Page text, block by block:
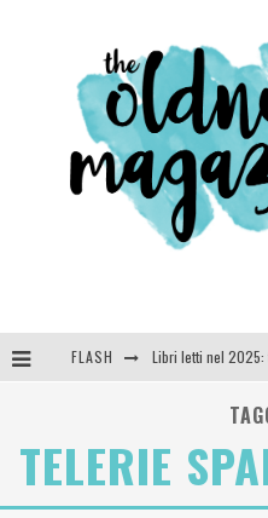
FLASH
SEE YOU AT 5 |
TELERIE